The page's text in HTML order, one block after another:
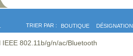
TRIER PAR : BOUTIQUE DÉSIGNATION
802.11b/g/n/ac/Bluetooth